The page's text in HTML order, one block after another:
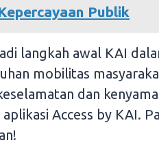
Publik
langkah awal KAI
mobilitas
dan
Access by KAI.